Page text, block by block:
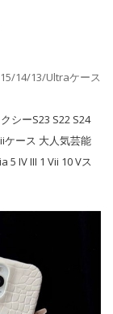
14/13/ultraケース
シーs23 S22 S24
ケース 大人気芸能
5 IV III 1 Vii 10 Vス